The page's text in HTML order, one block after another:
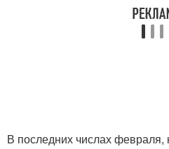
В последних числах февраля,